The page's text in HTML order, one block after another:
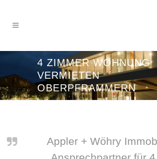
4 ZIMMER WOHNUNG
VERMIETEN
OBERPFRAMMERN
Appler + Wöhry